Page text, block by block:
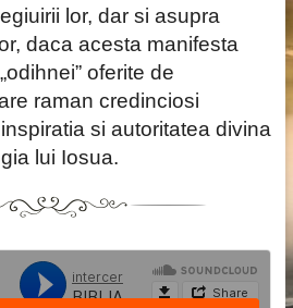
lor, dar si asupra
daca acesta manifesta
oferite de
raman credinciosi
si autoritatea divina
lui Iosua.